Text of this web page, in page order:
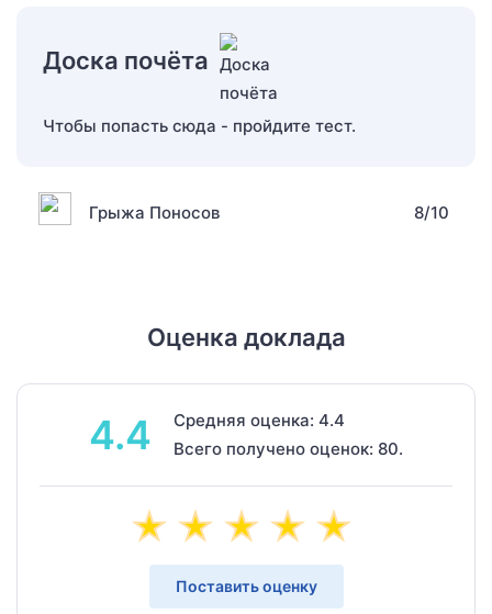
Доска почёта
Чтобы попасть сюда - пройдите тест.
Грыжа Поносов 8/10
Оценка доклада
4.4
Средняя оценка: 4.4
Всего получено оценок: 80.
Поставить оценку